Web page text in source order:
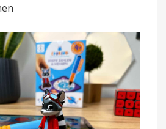
Jahren
Figuren
und
Stift
ausprobiert